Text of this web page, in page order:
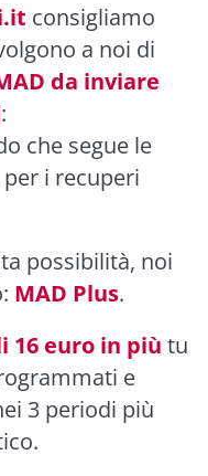
consigliamo
a noi di
da inviare
:
che segue le
i recuperi
possibilità, noi
MAD Plus.
16 euro in più tu
e
3 periodi più